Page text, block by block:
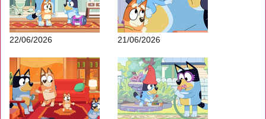
22/06/2026 21/06/2026